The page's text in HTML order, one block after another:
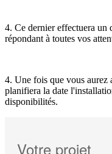
4. Ce dernier effectuera un
répondant à toutes vos
4. Une fois que vous aurez
planifiera la date
disponibilités.